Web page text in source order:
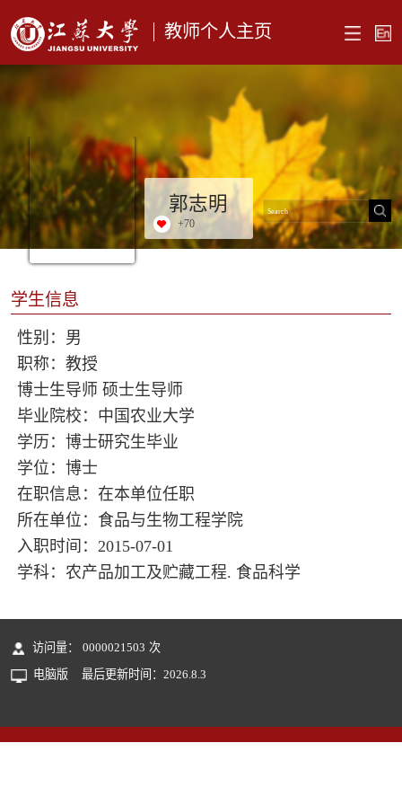
教师个人主页
郭志明
+70
学生信息
性别：男
职称：教授
博士生导师 硕士生导师
毕业院校：中国农业大学
学历：博士研究生毕业
学位：博士
在职信息：在本单位任职
所在单位：食品与生物工程学院
入职时间：2015-07-01
学科：农产品加工及贮藏工程. 食品科学
访问量： 0000021503 次
电脑版
最后更新时间： 2026.8.3